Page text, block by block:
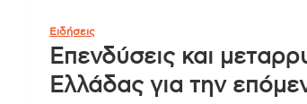
Ειδήσεις
Επενδύσεις και
Ελλάδας για την